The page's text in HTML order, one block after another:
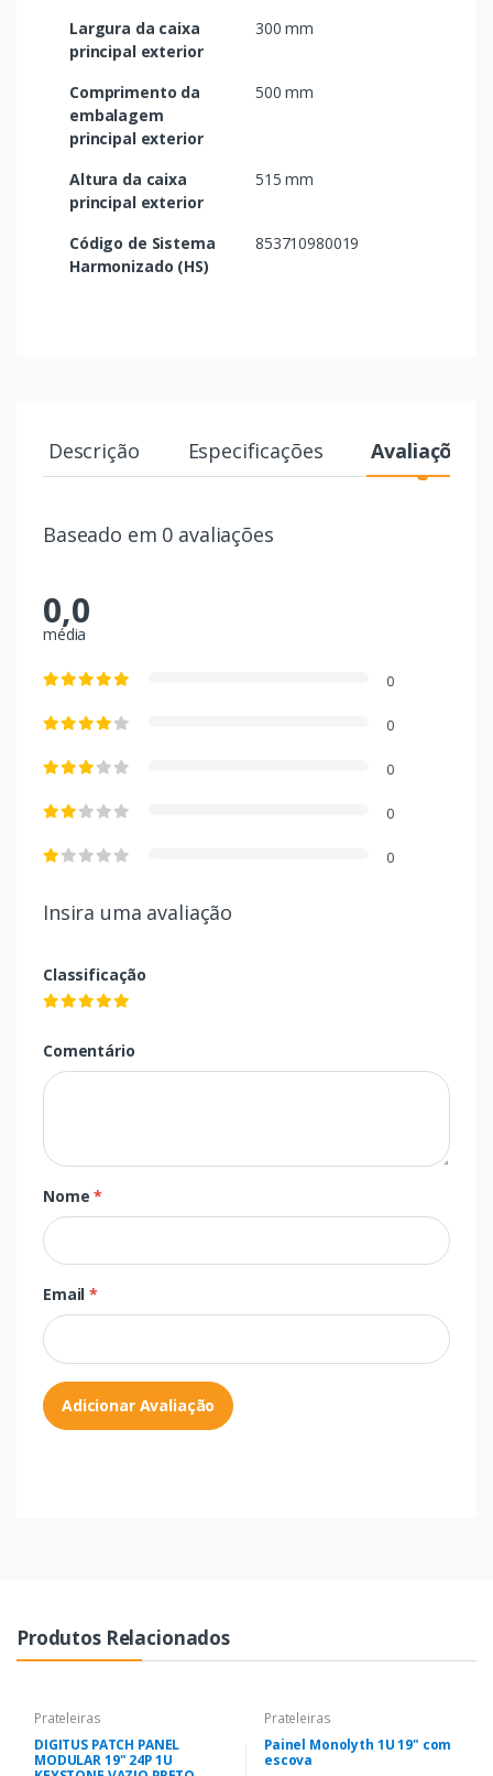
Largura da caixa
principal exterior
300 mm
Comprimento da
embalagem
principal exterior
500 mm
Altura da caixa
principal exterior
515 mm
Código de Sistema
Harmonizado (HS)
853710980019
Descrição Especificações Avaliações
Baseado em 0 avaliações
0,0
média
0
0
0
0
0
Insira uma avaliação
Classificação
Comentário
Nome*
Email*
Adicionar Avaliação
Produtos Relacionados
Prateleiras
DIGITUS PATCH PANEL
MODULAR 19" 24P 1U
Prateleiras
Painel Monolyth 1U 19" com
escova